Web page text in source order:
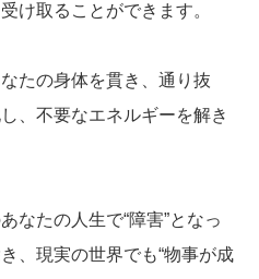
け取ることができます。
たの身体を貫き、通り抜
、不要なエネルギーを解き
なたの人生で“障害”となっ
、現実の世界でも“物事が成